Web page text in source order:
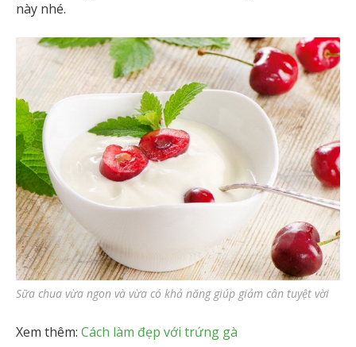
này nhé.
Sữa chua vừa ngon và vừa có khả năng giúp giảm cân tuyệt vời
Xem thêm: Cách làm đẹp với trứng gà